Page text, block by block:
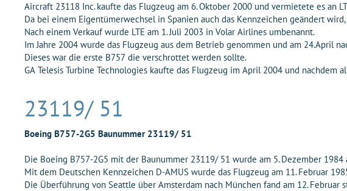
Aircraft 23118 Inc. kaufte das Flugzeug am 6. Oktober 2000 und vermietete es an
Da bei einem Eigentümerwechsel in Spanien auch das Kennzeichen geändert
Nach einem Verkauf wurde LTE am 1. Juli 2003 in Volar Airlines umbenannt.
Im Jahre 2004 wurde das Flugzeug aus dem Betrieb genommen und am 24.April
Dieses war die erste B757 die verschrottet werden sollte.
GA Telesis Turbine Technologies kaufte das Flugzeug im April 2004 und
23119/ 51
Boeing B757-2G5 Baunummer 23119/ 51
Die Boeing B757-2G5 mit der Baunummer 23119/ 51 wurde am 5. Dezember
Mit dem Deutschen Kennzeichen D-AMUS wurde das Flugzeug am 11. Februar
Die Überführung von Seattle über Amsterdam nach München fand am 12. Februar